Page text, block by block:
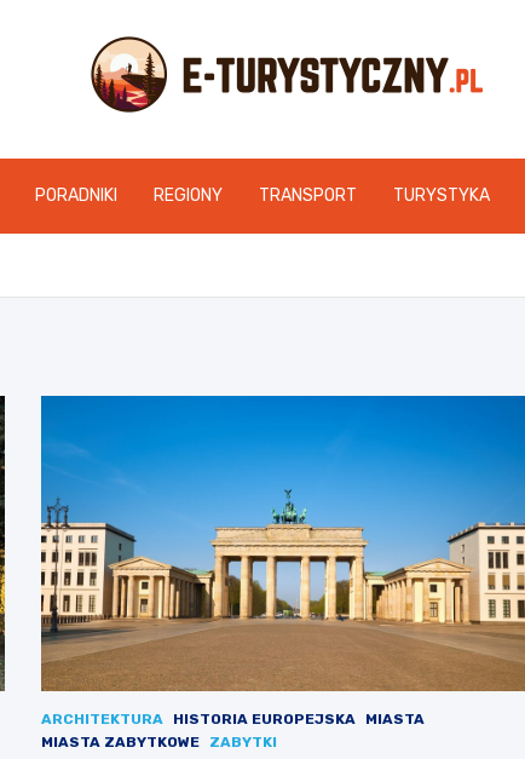
e-turystyczny.pl
PORADNIKI REGIONY TRANSPORT TURYSTYKA
ARCHITEKTURA HISTORIA EUROPEJSKA
MIASTA
MIASTA ZABYTKOWE
ZABYTKI